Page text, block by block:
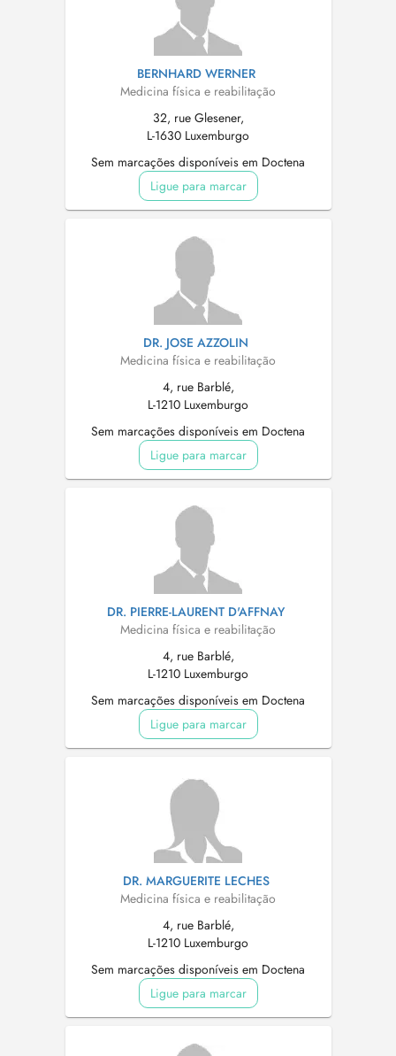
BERNHARD WERNER
Medicina física e reabilitação
32, rue Glesener,
L-1630 Luxemburgo
Sem marcações disponíveis em Doctena
Ligue para marcar
DR. JOSE AZZOLIN
Medicina física e reabilitação
4, rue Barblé,
L-1210 Luxemburgo
Sem marcações disponíveis em Doctena
Ligue para marcar
DR. PIERRE-LAURENT D'AFFNAY
Medicina física e reabilitação
4, rue Barblé,
L-1210 Luxemburgo
Sem marcações disponíveis em Doctena
Ligue para marcar
DR. MARGUERITE LECHES
Medicina física e reabilitação
4, rue Barblé,
L-1210 Luxemburgo
Sem marcações disponíveis em Doctena
Ligue para marcar